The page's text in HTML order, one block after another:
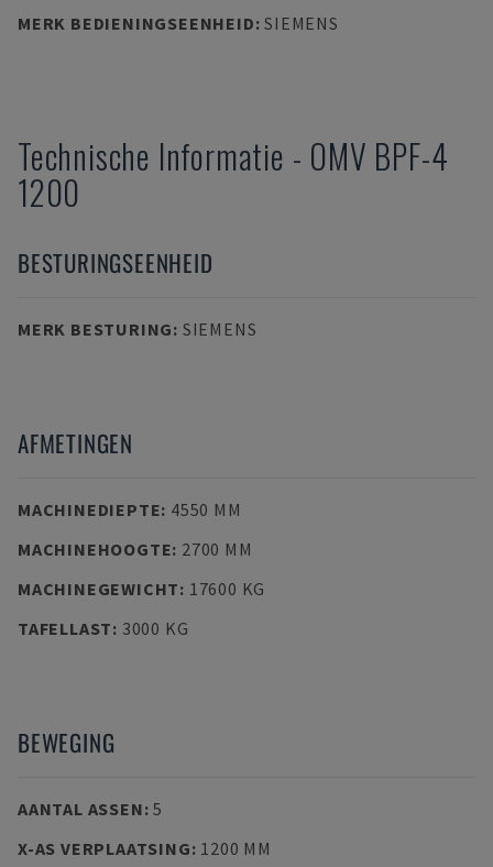
MERK BEDIENINGSEENHEID:SIEMENS
Technische Informatie - OMV BPF-4
1200
BESTURINGSEENHEID
MERK BESTURING: SIEMENS
AFMETINGEN
MACHINEDIEPTE: 4550 MM
MACHINEHOOGTE: 2700 MM
MACHINEGEWICHT: 17600 KG
TAFELLAST: 3000 KG
BEWEGING
AANTAL ASSEN:5
X-AS VERPLAATSING: 1200 MM